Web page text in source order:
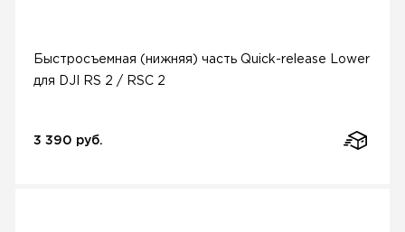
Быстросъемная (нижняя) часть Quick-release Lower
для DJI RS 2 / RSC 2
3 390 руб.